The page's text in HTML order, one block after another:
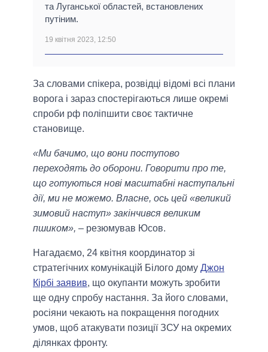
та Луганської областей, встановлених
путіним.
19 квітня 2023, 12:50
За словами спікера, розвідці відомі всі плани
ворога і зараз спостерігаються лише окремі
спроби рф поліпшити своє тактичне
становище.
«Ми бачимо, що вони поступово
переходять до оборони. Говорити про те,
що готуються нові масштабні наступальні
дії, ми не можемо. Власне, ось цей «великий
зимовий наступ» закінчився великим
пшиком», – резюмував Юсов.
Нагадаємо, 24 квітня координатор зі
стратегічних комунікацій Білого дому Джон
Кірбі заявив, що окупанти можуть зробити
ще одну спробу настання. За його словами,
росіяни чекають на покращення погодних
умов, щоб атакувати позиції ЗСУ на окремих
ділянках фронту.